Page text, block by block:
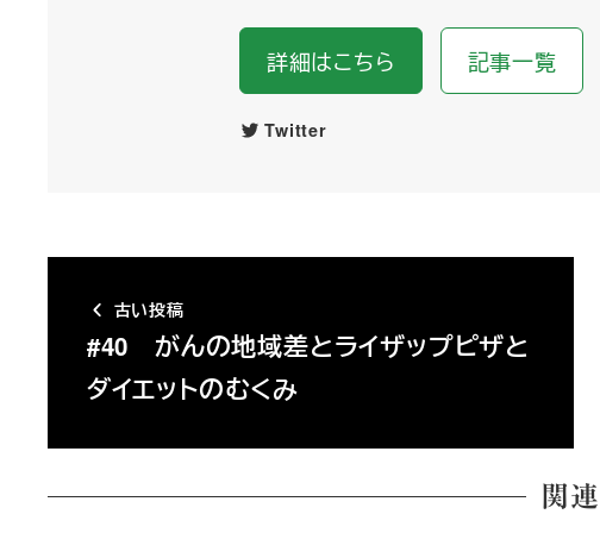
詳細はこちら 記事一覧
Twitter
古い投稿
#40 がんの地域差とライザップピザと
ダイエットのむくみ
関